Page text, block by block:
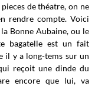
de théatre, on ne
rendre compte. Voici
Bonne Aubaine, ou le
bagatelle est un fait
il y a long-tems sur un
reçoit une dinde du
encore que lui, va